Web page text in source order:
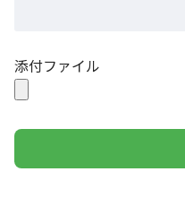
添付ファイル